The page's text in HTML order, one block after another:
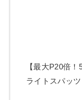
【最大P20倍
ライトスパッ